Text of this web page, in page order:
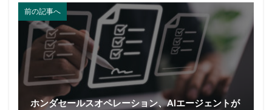
前の記事へ
ホンダセールスオペレーション、AIエージェントが